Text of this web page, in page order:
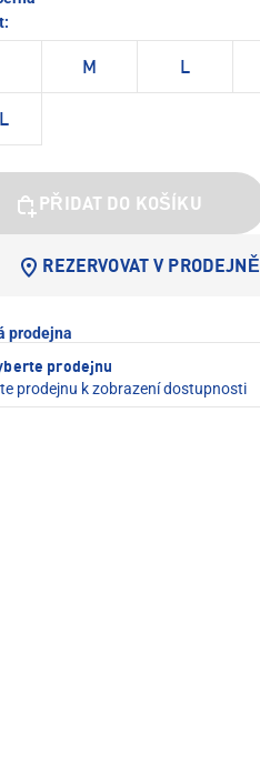
M L
PŘIDAT DO KOŠÍKU
REZERVOVAT V PRODEJNĚ
prodejna
prodejnu
prodejnu k zobrazení dostupnosti